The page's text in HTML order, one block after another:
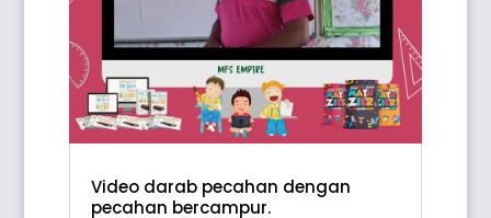
Video darab pecahan dengan
pecahan bercampur.